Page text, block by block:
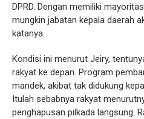
DPRD. Dengan memiliki
mungkin jabatan kepala daerah
katanya.
Kondisi ini menurut Jeiry,
rakyat ke depan. Program
mandek, akibat tak didukung
Itulah sebabnya rakyat
penghapusan pilkada langsung.